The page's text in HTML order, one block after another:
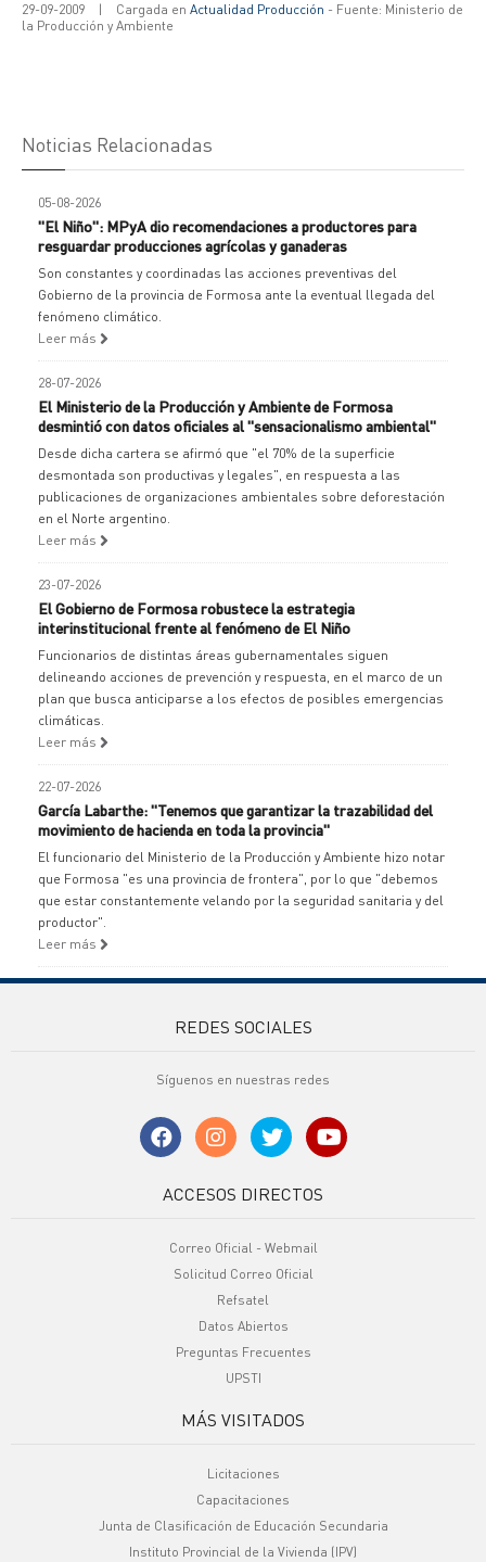
29-09-2009 | Cargada en Actualidad Producción - Fuente: Ministerio de
la Producción y Ambiente
Noticias Relacionadas
05-08-2026
"El Niño": MPyA dio recomendaciones a productores para
resguardar producciones agrícolas y ganaderas
Son constantes y coordinadas las acciones preventivas del
Gobierno de la provincia de Formosa ante la eventual llegada del
fenómeno climático.
Leer más
28-07-2026
El Ministerio de la Producción y Ambiente de Formosa
desmintió con datos oficiales al "sensacionalismo ambiental"
Desde dicha cartera se afirmó que "el 70% de la superficie
desmontada son productivas y legales", en respuesta a las
publicaciones de organizaciones ambientales sobre deforestación
en el Norte argentino.
Leer más
23-07-2026
El Gobierno de Formosa robustece la estrategia
interinstitucional frente al fenómeno de El Niño
Funcionarios de distintas áreas gubernamentales siguen
delineando acciones de prevención y respuesta, en el marco de un
plan que busca anticiparse a los efectos de posibles emergencias
climáticas.
Leer más
22-07-2026
García Labarthe: "Tenemos que garantizar la trazabilidad del
movimiento de hacienda en toda la provincia"
El funcionario del Ministerio de la Producción y Ambiente hizo notar
que Formosa "es una provincia de frontera", por lo que "debemos
que estar constantemente velando por la seguridad sanitaria y del
productor".
Leer más
REDES SOCIALES
Síguenos en nuestras redes
ACCESOS DIRECTOS
Correo Oficial - Webmail
Solicitud Correo Oficial
Refsatel
Datos Abiertos
Preguntas Frecuentes
UPSTI
MÁS VISITADOS
Licitaciones
Capacitaciones
Junta de Clasificación de Educación Secundaria
Instituto Provincial de la Vivienda (IPV)